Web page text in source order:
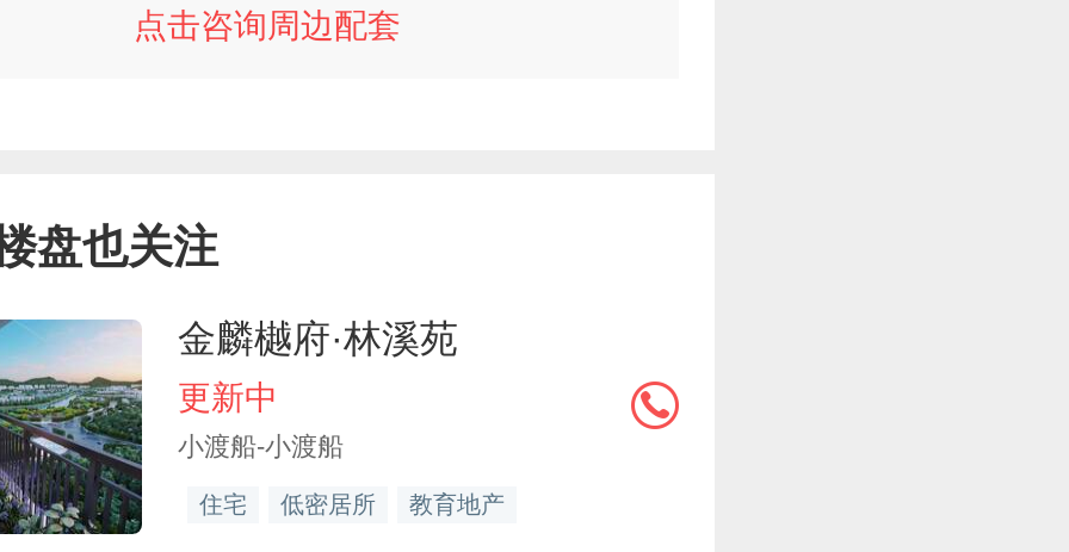
点击咨询周边配套
盘也关注
金麟樾府·林溪苑
更新中
小渡船-小渡船
住宅 低密居所 教育地产